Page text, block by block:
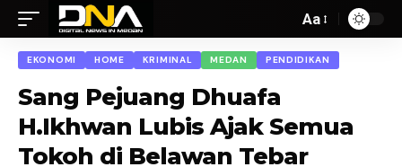
Aa
EKONOMI HOME KRIMINAL MEDAN PENDIDIKAN
Sang Pejuang Dhuafa
H.Ikhwan Lubis Ajak Semua
Tokoh di Belawan Tebar